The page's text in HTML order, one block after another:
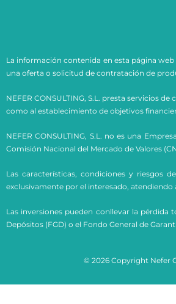
La información contenida en esta página
una oferta o solicitud de contratación de
NEFER CONSULTING, S.L. presta servicios
como al establecimiento de objetivos
NEFER CONSULTING, S.L. no es una
Comisión Nacional del Mercado de Valores
Las características, condiciones y riesgos
exclusivamente por el interesado, atendiendo
Las inversiones pueden conllevar la
Depósitos (FGD) o el Fondo General de
© 2026 Copyright Nefer